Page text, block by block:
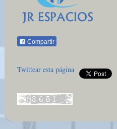
Compartir
Twittear esta página